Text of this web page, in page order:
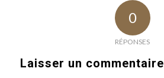
0
RÉPONSES
Laisser un commentaire